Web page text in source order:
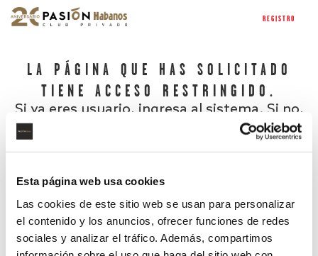
Esta página web usa cookies
Las cookies de este sitio web se usan para personalizar
el contenido y los anuncios, ofrecer funciones de redes
sociales y analizar el tráfico. Además, compartimos
REGISTRO
LA PÁGINA QUE HAS SOLICITADO
TIENE ACCESO RESTRINGIDO.
Si ya eres usuario, ingresa al sistema. Si no,